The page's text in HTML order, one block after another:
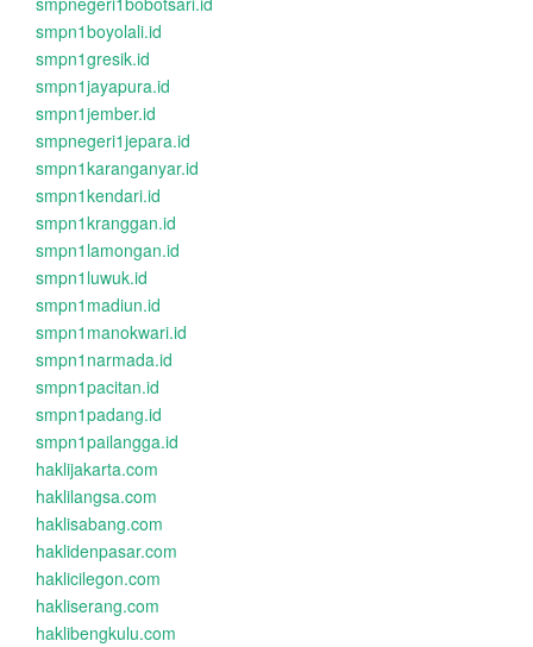
smpn1boyolali.id
smpn1gresik.id
smpn1jayapura.id
smpn1jember.id
smpnegeri1jepara.id
smpn1karanganyar.id
smpn1kendari.id
smpn1kranggan.id
smpn1lamongan.id
smpn1luwuk.id
smpn1madiun.id
smpn1manokwari.id
smpn1narmada.id
smpn1pacitan.id
smpn1padang.id
smpn1pailangga.id
haklijakarta.com
haklilangsa.com
haklisabang.com
haklidenpasar.com
haklicilegon.com
hakliserang.com
haklibengkulu.com